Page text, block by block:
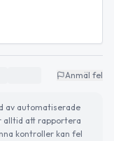
Anmäl fel
av automatiserade
alltid att rapportera
kontroller kan fel